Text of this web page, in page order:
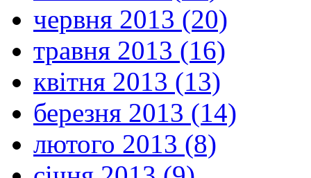
червня 2013 (20)
травня 2013 (16)
квітня 2013 (13)
березня 2013 (14)
лютого 2013 (8)